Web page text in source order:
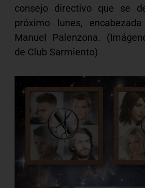
consejo directivo que se
próximo lunes,
Manuel Palenzona.
de Club Sarmiento)